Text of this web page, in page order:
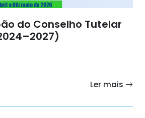
do Conselho Tutelar
Ler mais